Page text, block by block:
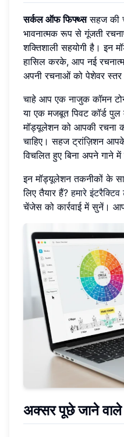
सर्कल ऑफ फिफ्थ्ससहज की
भावनात्मक रूप से गूंजती
शक्तिशाली सहयोगी है। इन
हासिल करके, आप नई
अपनी रचनाओं को पेशेवर
चाहे आप एक नाजुक कॉमन
या एक मजबूत पिवट कॉर्ड पुल
मॉड्यूलेशन को आपकी रचना
चाहिए। सहज ट्रांज़िशन
विचलित हुए बिना अपने गाने
इन मॉड्यूलेशन तकनीकों के
लिए तैयार हैं?हमारे
चेंजेस को कार्रवाई में सुनें।
अक्सर पूछे जाने वाले